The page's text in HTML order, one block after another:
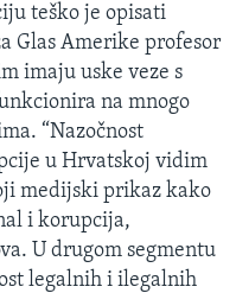
teško je opisati
Glas Amerike profesor
imaju uske veze s
na mnogo
“Nazočnost
u Hrvatskoj vidim
medijski prikaz kako
i korupcija,
U drugom segmentu
legalnih i ilegalnih